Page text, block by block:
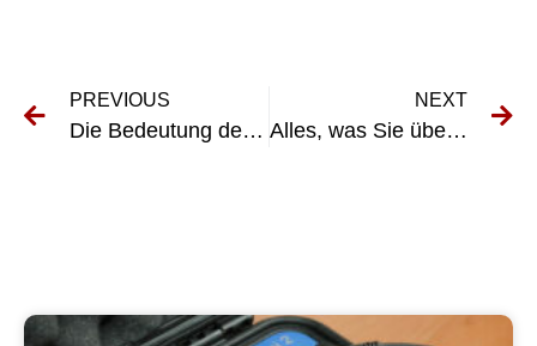
PREVIOUS
Die Bedeutung der UVV-Prüfung für Kettenzüge verstehen
NEXT
Alles, was Sie über die UVV-Prüfung für die KFZ-Hebebühne wissen müssen